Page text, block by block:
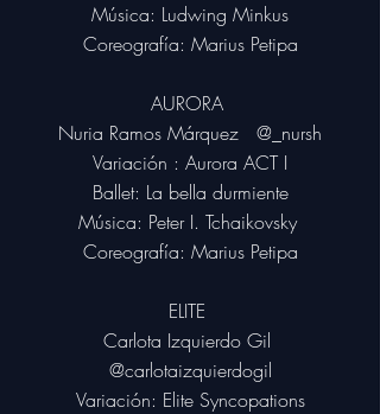
Música: Ludwing Minkus
Coreografía: Marius Petipa
AURORA
Nuria Ramos Márquez @_nursh
Variación : Aurora ACT I
Ballet: La bella durmiente
Música: Peter I. Tchaikovsky
Coreografía: Marius Petipa
ELITE
Carlota Izquierdo Gil
@carlotaizquierdogil
Variación: Elite Syncopations